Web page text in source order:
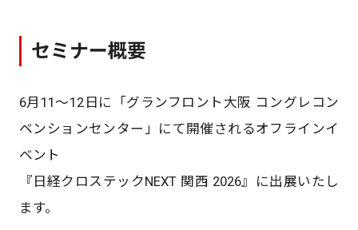
セミナー概要
6月11～12日に「グランフロント大阪 コングレコン
ベンションセンター」にて開催されるオフラインイ
ベント
『日経クロステックNEXT 関西 2026』に出展いたし
ます。